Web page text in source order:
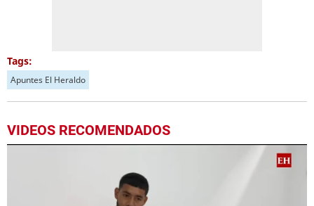
Tags:
Apuntes El Heraldo
VIDEOS RECOMENDADOS